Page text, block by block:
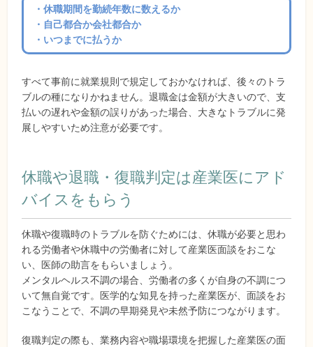
・休職期間を勤続年数に数えるか
・自己都合か会社都合か
・いつまでに払うか
すべて事前に就業規則で規定しておかなければ、後々のトラ
ブルの種になりかねません。退職金は金額が大きいので、支
払いの遅れや金額の誤りがあった場合、大きなトラブルに発
展しやすいため注意が必要です。
休職や退職・復職判定は産業医にアド
バイスをもらう
休職や復職時のトラブルを防ぐためには、休職が必要と思わ
れる労働者や休職中の労働者に対して産業医面談をおこな
い、医師の助言をもらいましょう。
メンタルヘルス不調の場合、労働者の多くが自身の不調につ
いて無自覚です。医学的な知見を持った産業医が、面談をお
こなうことで、不調の早期発見や未然予防につながります。
復職判定の際も、業務内容や職場環境を把握した産業医の面